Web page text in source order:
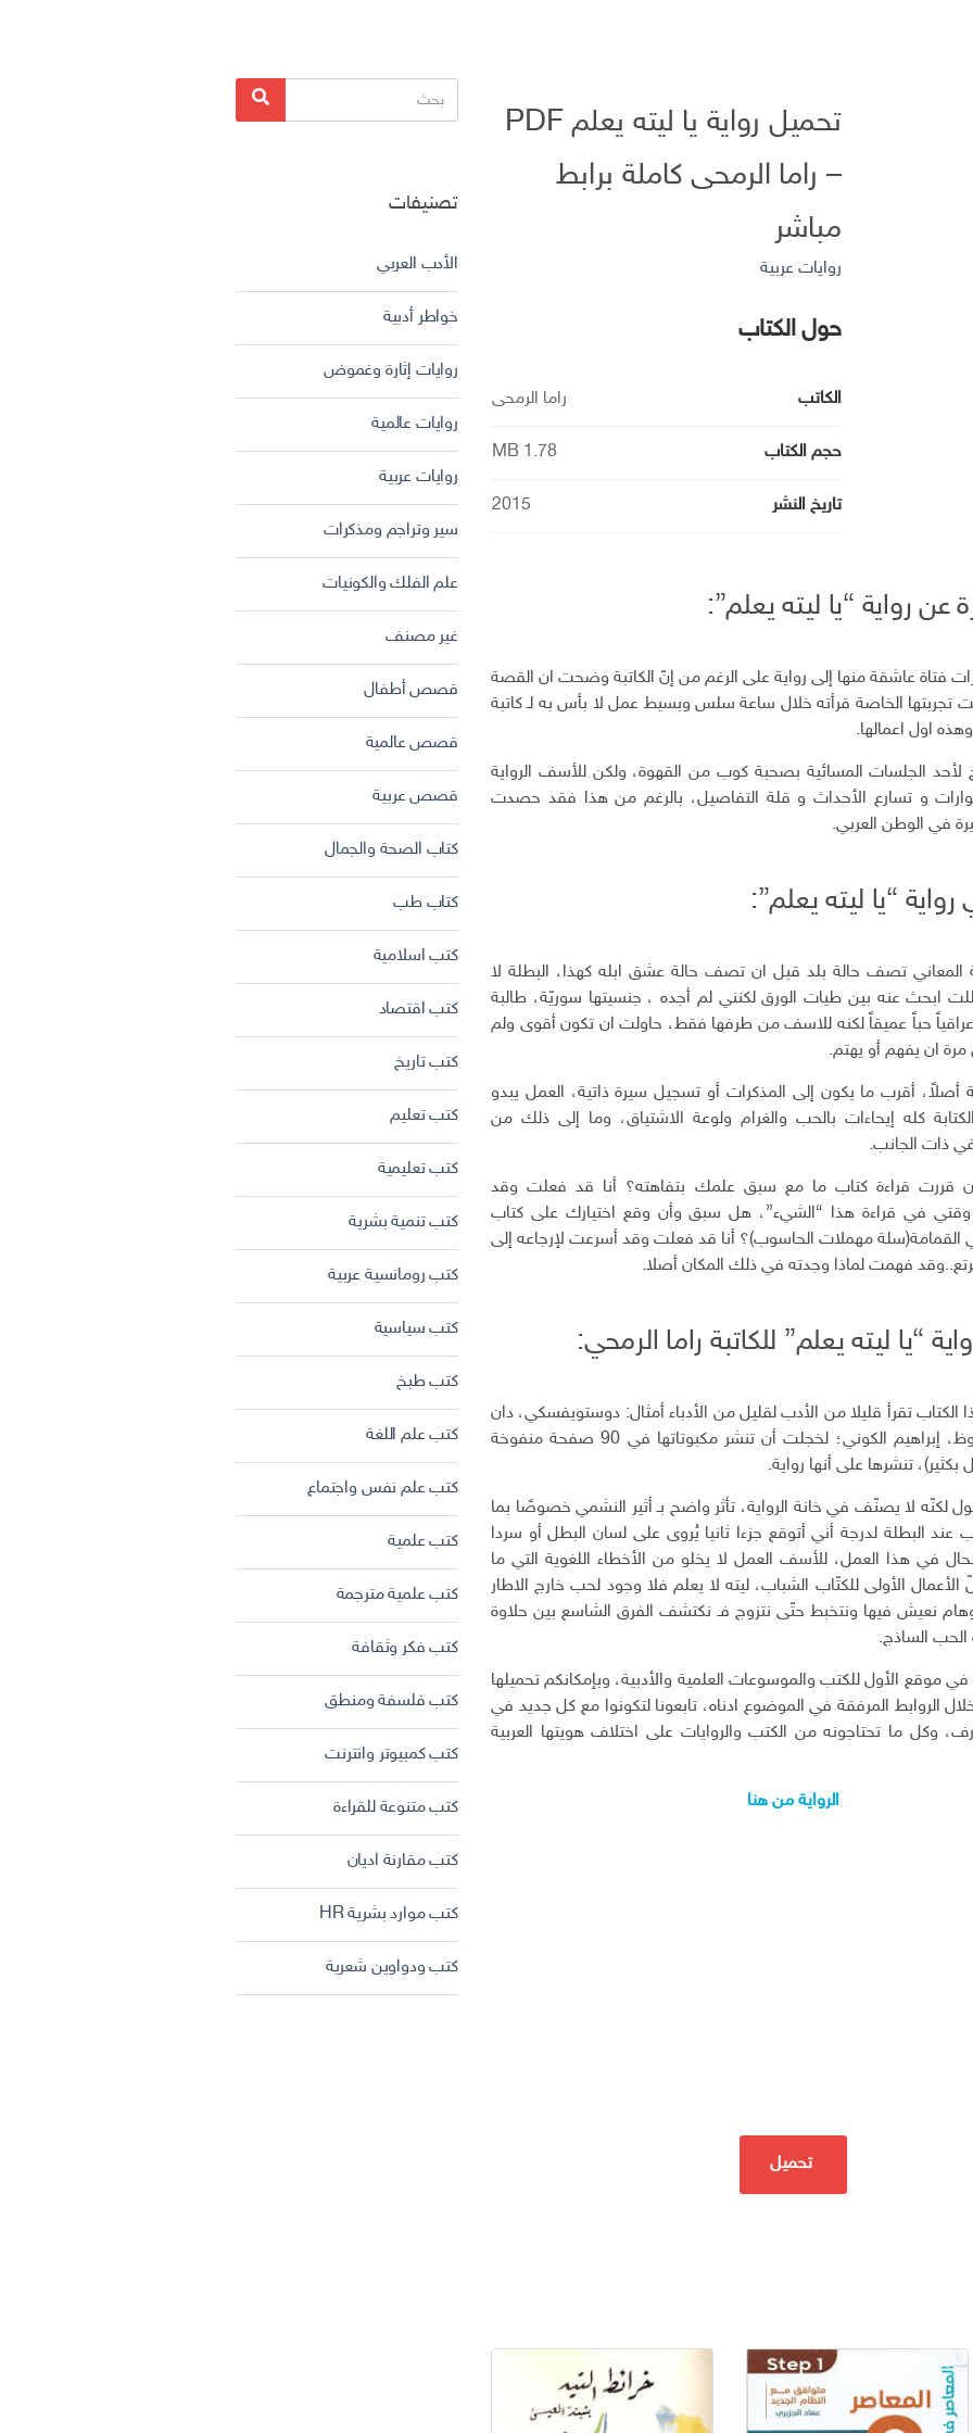
تحميل رواية يا ليته يعلم PDF
– راما الرمحى كاملة برابط
مباشر
روايات عربية
حول الكتاب
الكاتب راما الرمحى
حجم الكتاب 1.78 MB
تاريخ النشر 2015
رواية “يا ليته يعلم”:
فتاة عاشقة منها إلى رواية على الرغم من إنّ الكاتبة وضحت ان القصة
تجربتها الخاصة قرأته خلال ساعة سلس وبسيط عمل لا بأس به لـ كاتبة
اول اعمالها.
لأحد الجلسات المسائية بصحبة كوب من القهوة، ولكن للأسف الرواية
و تسارع الأحداث و قلة التفاصيل، بالرغم من هذا فقد حصدت
في الوطن العربي.
رواية “يا ليته يعلم”:
المعاني تصف حالة بلد قبل ان تصف حالة عشق ابله كهذا، البطلة لا
ابحث عنه بين طيات الورق لكنني لم أجده ، جنسيتها سوريّة، طالبة
حباً عميقاً لكنه للاسف من طرفها فقط، حاولت ان تكون أقوى ولم
ان يفهم أو يهتم.
أصلاً، أقرب ما يكون إلى المذكرات أو تسجيل سيرة ذاتية، العمل يبدو
كله إيحاءات بالحب والغرام ولوعة الاشتياق، وما إلى ذلك من
ذات الجانب.
قراءة كتاب ما مع سبق علمك بتفاهته؟ أنا قد فعلت وقد
في قراءة هذا “الشيء”، هل سبق وأن وقع اختيارك على كتاب
القمامة(سلة مهملات الحاسوب)؟ أنا قد فعلت وقد أسرعت لإرجاعه إلى
فهمت لماذا وجدته في ذلك المكان أصلا.
“يا ليته يعلم” للكاتبة راما الرمحي:
الكتاب تقرأ قليلا من الأدب لقليل من الأدباء أمثال: دوستويفسكي، دان
براون، نجيب محفوظ، إبراهيم الكوني؛ لخجلت أن تنشر مكبوتاتها في 90 صفحة منفوخة
تنشرها على أنها رواية.
لكنّه لا يصنّف في خانة الرواية، تأثر واضح بـ أثير النشمي خصوصًا بما
عند البطلة لدرجة أني أتوقع جزءا ثانيا يُروى على لسان البطل أو سردا
في هذا العمل، للأسف العمل لا يخلو من الأخطاء اللغوية التي ما
الأولى للكتّاب الشباب، ليته لا يعلم فلا وجود لحب خارج الاطار
نعيش فيها ونتخبط حتّى نتزوج فـ نكتشف الفرق الشاسع بين حلاوة
الحب الساذج.
في موقع الأول للكتب والموسوعات العلمية والأدبية، وبإمكانكم تحميلها
الروابط المرفقة في الموضوع ادناه، تابعونا لتكونوا مع كل جديد في
وكل ما تحتاجونه من الكتب والروايات على اختلاف هويتها العربية
الرواية من هنا
تحميل
البحث
عن:
بحث
تصنيفات
الأدب العربي
خواطر أدبية
روايات إثارة وغموض
روايات عالمية
روايات عربية
سير وتراجم ومذكرات
علم الفلك والكونيات
غير مصنف
قصص أطفال
قصص عالمية
قصص عربية
كتاب الصحة والجمال
كتاب طب
كتب اسلامية
كتب اقتصاد
كتب تاريخ
كتب تعليم
كتب تعليمية
كتب تنمية بشرية
كتب رومانسية عربية
كتب سياسية
كتب طبخ
كتب علم اللغة
كتب علم نفس واجتماع
كتب علمية
كتب علمية مترجمة
كتب فكر وثقافة
كتب فلسفة ومنطق
كتب كمبيوتر وانترنت
كتب متنوعة للقراءة
كتب مقارنة اديان
كتب موارد بشرية HR
كتب ودواوين شعرية